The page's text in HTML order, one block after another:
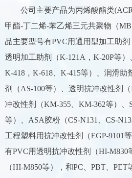
公司主要产品为丙烯酸酯类
甲酯-丁二烯-苯乙烯三元共聚物（
品主要型号有PVC用通用型加工助剂
透明加工助剂（K-121A，K-20P等）
K-418，K-618、K-415等）、润滑助
剂（AS-100等）、透明抗冲改性剂
冲改性剂（KM-355、KM-362等）、
等）、ASA胶粉（CS-N131、CS-
工程塑料用抗冲改性剂（EGP-9101
有PVC用透明抗冲改性剂（HI-M830
（HI-M850等），和PC、PBT、